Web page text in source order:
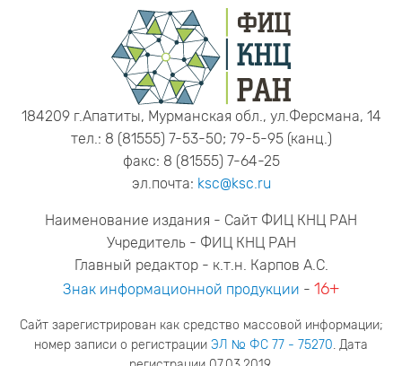
184209 г.Апатиты, Мурманская обл., ул.Ферсмана, 14
тел.: 8 (81555) 7-53-50; 79-5-95 (канц.)
факс: 8 (81555) 7-64-25
эл.почта: ksc@ksc.ru
Наименование издания - Сайт ФИЦ КНЦ РАН
Учредитель - ФИЦ КНЦ РАН
Главный редактор - к.т.н. Карпов А.С.
Знак информационной продукции - 16+
Сайт зарегистрирован как средство массовой информации;
номер записи о регистрации ЭЛ № ФС 77 - 75270. Дата